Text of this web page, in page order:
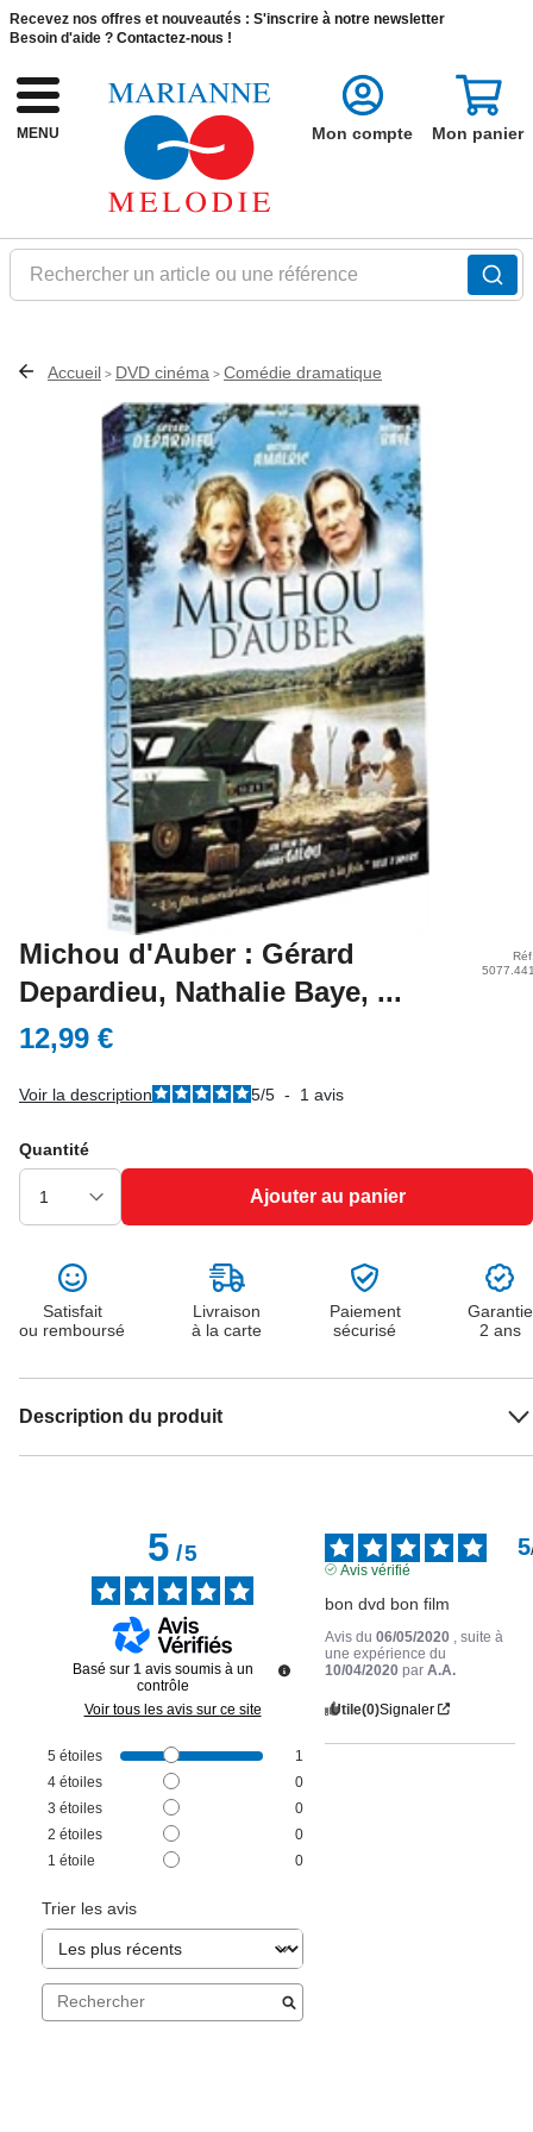
Recevez nos offres et nouveautés : S'inscrire à notre newsletter
Besoin d'aide ? Contactez-nous !
MENU
Rechercher un article ou une référence
Mon compte Mon panier
Accueil > DVD cinéma > Comédie dramatique
Michou d'Auber : Gérard
Depardieu, Nathalie Baye, ...
12,99 €
Voir la description 5/5 - 1 avis
Quantité
Ajouter au panier
Satisfait
ou remboursé
Livraison
à la carte
Paiement
sécurisé
Garantie
2 ans
Description du produit
5/5
Basé sur 1 avis soumis à un
contrôle
Voir tous les avis sur ce site
5 étoiles
1
4 étoiles
0
3 étoiles
0
2 étoiles
0
1 étoile 0
Trier les avis
5
Avis vérifié
bon dvd bon film
Avis du06/05/2020
, suite à
une expérience du
10/04/2020 parA.A.
Utile(0)Signaler